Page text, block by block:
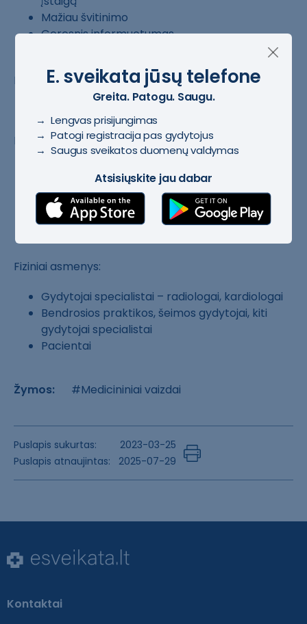
Mažiau švitinimo
Geresnis informuotumas
MedVAIS naudotojai:
Informacinės sistemos ir technologiniai įrenginiai:
Sveikatinimo įstaigų HIS / RIS
Sveikatinimo įstaigų PACS
Sveikatinimo įstaigų diagnostinius tyrimus
generuojantys įrenginiai
Fiziniai asmenys:
Gydytojai specialistai – radiologai, kardiologai
Bendrosios praktikos, šeimos gydytojai, kiti
gydytojai specialistai
Pacientai
Žymos: #Medicininiai vaizdai
Puslapis sukurtas:
Puslapis atnaujintas:
2023-03-25
2025-07-29
Kontaktai
E. sveikata jūsų telefone
Greita. Patogu. Saugu.
→ Lengvas prisijungimas
→ Patogi registracija pas gydytojus
→ Saugus sveikatos duomenų valdymas
Atsisiųskite jau dabar